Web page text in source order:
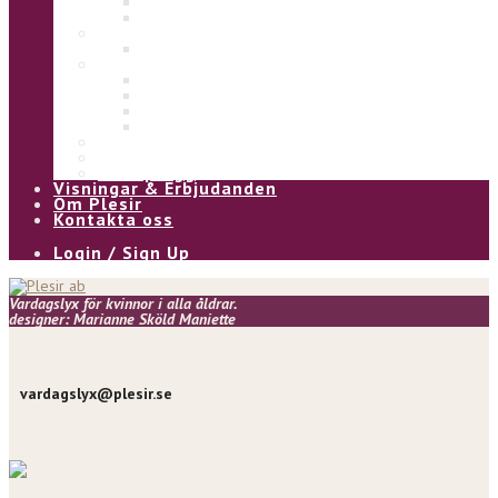
Visningar & Erbjudanden
Om Plesir
Kontakta oss
Login / Sign Up
Vardagslyx för kvinnor i alla åldrar.
designer: Marianne Sköld Maniette
vardagslyx@plesir.se